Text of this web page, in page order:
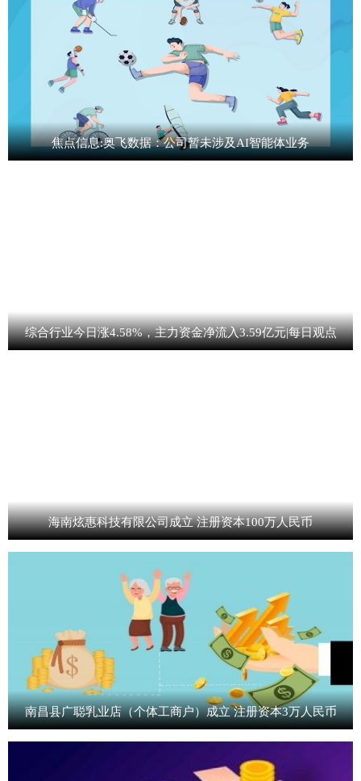
焦点信息:奥飞数据：公司暂未涉及AI智能体业务
综合行业今日涨4.58%，主力资金净流入3.59亿元|每日观点
海南炫惠科技有限公司成立 注册资本100万人民币
南昌县广聪乳业店（个体工商户）成立 注册资本3万人民币